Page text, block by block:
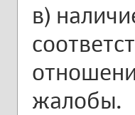
в)
жалобы.